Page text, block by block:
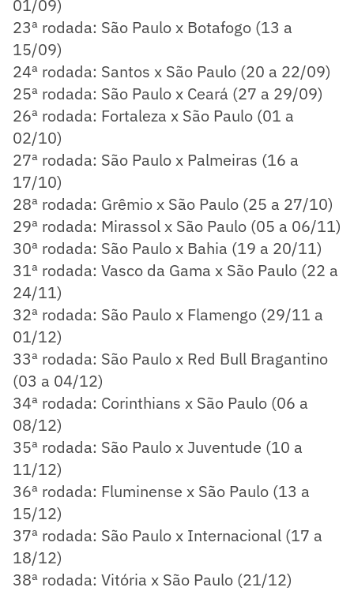
01/09)
23ª rodada: São Paulo x Botafogo (13 a
15/09)
24ª rodada: Santos x São Paulo (20 a 22/09)
25ª rodada: São Paulo x Ceará (27 a 29/09)
26ª rodada: Fortaleza x São Paulo (01 a
02/10)
27ª rodada: São Paulo x Palmeiras (16 a
17/10)
28ª rodada: Grêmio x São Paulo (25 a 27/10)
29ª rodada: Mirassol x São Paulo (05 a 06/11)
30ª rodada: São Paulo x Bahia (19 a 20/11)
31ª rodada: Vasco da Gama x São Paulo (22 a
24/11)
32ª rodada: São Paulo x Flamengo (29/11 a
01/12)
33ª rodada: São Paulo x Red Bull Bragantino
(03 a 04/12)
34ª rodada: Corinthians x São Paulo (06 a
08/12)
35ª rodada: São Paulo x Juventude (10 a
11/12)
36ª rodada: Fluminense x São Paulo (13 a
15/12)
37ª rodada: São Paulo x Internacional (17 a
18/12)
38ª rodada: Vitória x São Paulo (21/12)